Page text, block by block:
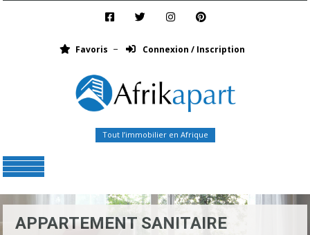
Favoris Connexion / Inscription
Tout l’immobilier en Afrique
APPARTEMENT SANITAIRE